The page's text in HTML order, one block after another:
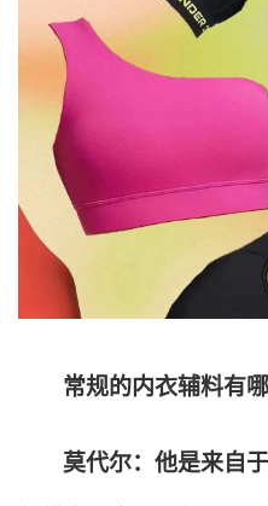
常规的内衣辅料有哪
莫代尔：他是来自